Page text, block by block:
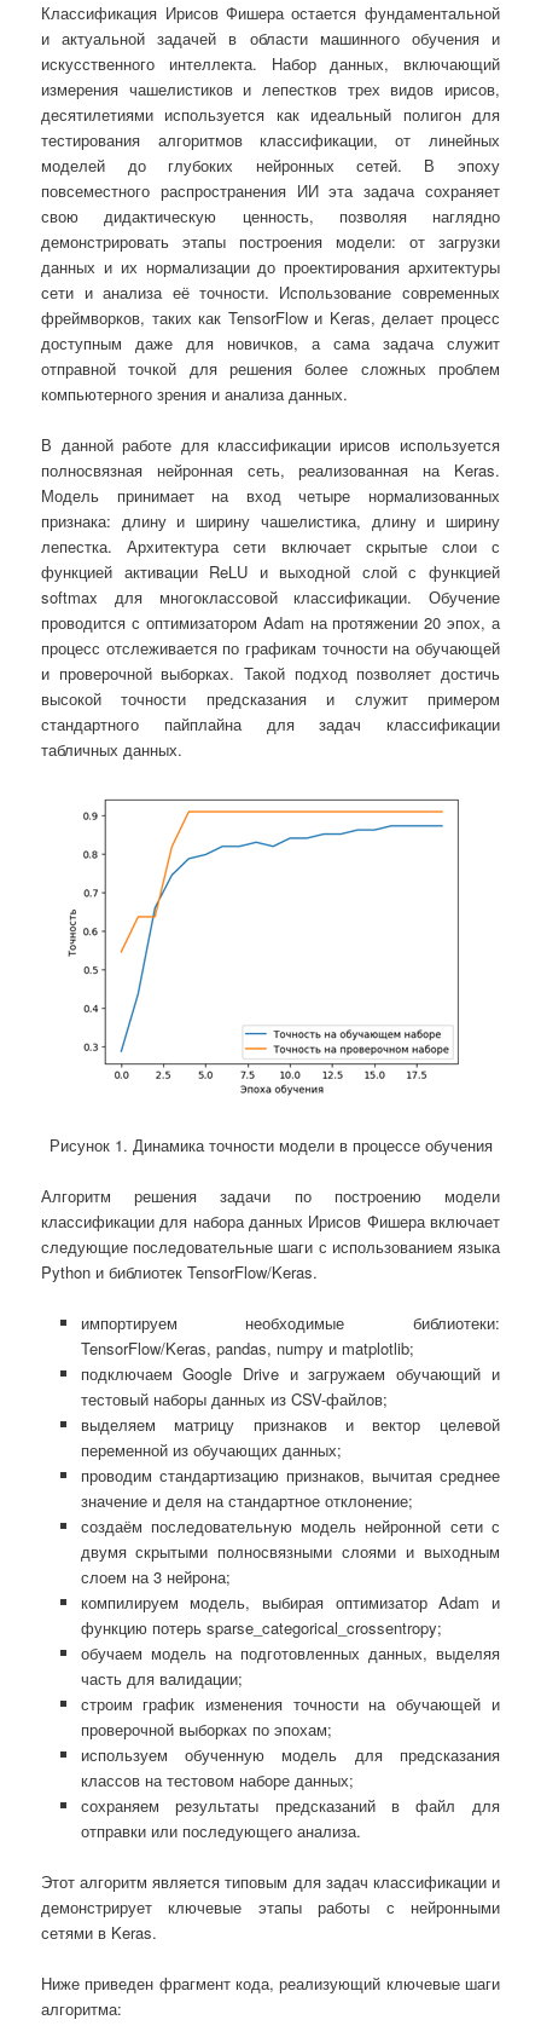
Классификация Ирисов Фишера остается фундаментальной
и актуальной задачей в области машинного обучения и
искусственного интеллекта. Набор данных, включающий
измерения чашелистиков и лепестков трех видов ирисов,
десятилетиями используется как идеальный полигон для
тестирования алгоритмов классификации, от линейных
моделей до глубоких нейронных сетей. В эпоху
повсеместного распространения ИИ эта задача сохраняет
свою дидактическую ценность, позволяя наглядно
демонстрировать этапы построения модели: от загрузки
данных и их нормализации до проектирования архитектуры
сети и анализа её точности. Использование современных
фреймворков, таких как TensorFlow и Keras, делает процесс
доступным даже для новичков, а сама задача служит
отправной точкой для решения более сложных проблем
компьютерного зрения и анализа данных.
В данной работе для классификации ирисов используется
полносвязная нейронная сеть, реализованная на Keras.
Модель принимает на вход четыре нормализованных
признака: длину и ширину чашелистика, длину и ширину
лепестка. Архитектура сети включает скрытые слои с
функцией активации ReLU и выходной слой с функцией
softmax для многоклассовой классификации. Обучение
проводится с оптимизатором Adam на протяжении 20 эпох, а
процесс отслеживается по графикам точности на обучающей
и проверочной выборках. Такой подход позволяет достичь
высокой точности предсказания и служит примером
стандартного пайплайна для задач классификации
табличных данных.
Рисунок 1. Динамика точности модели в процессе обучения
Алгоритм решения задачи по построению модели
классификации для набора данных Ирисов Фишера включает
следующие последовательные шаги с использованием языка
Python и библиотек TensorFlow/Keras.
импортируем необходимые библиотеки:
TensorFlow/Keras, pandas, numpy и matplotlib;
подключаем Google Drive и загружаем обучающий и
тестовый наборы данных из CSV-файлов;
выделяем матрицу признаков и вектор целевой
переменной из обучающих данных;
проводим стандартизацию признаков, вычитая среднее
значение и деля на стандартное отклонение;
создаём последовательную модель нейронной сети с
двумя скрытыми полносвязными слоями и выходным
слоем на 3 нейрона;
компилируем модель, выбирая оптимизатор Adam и
функцию потерь sparse_categorical_crossentropy;
обучаем модель на подготовленных данных, выделяя
часть для валидации;
строим график изменения точности на обучающей и
проверочной выборках по эпохам;
используем обученную модель для предсказания
классов на тестовом наборе данных;
сохраняем результаты предсказаний в файл для
отправки или последующего анализа.
Этот алгоритм является типовым для задач классификации и
демонстрирует ключевые этапы работы с нейронными
сетями в Keras.
Ниже приведен фрагмент кода, реализующий ключевые шаги
алгоритма: